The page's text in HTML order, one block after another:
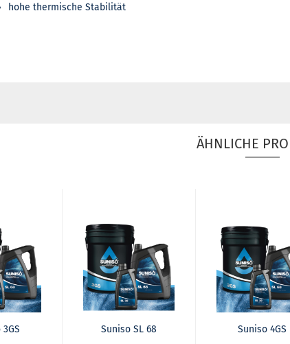
hohe thermische Stabilität
ÄHNLICHE
Suniso SL 68 Suniso 4GS